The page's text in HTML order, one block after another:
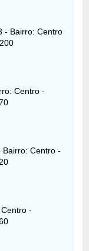
- Bairro: Centro
Centro -
Bairro: Centro -
-